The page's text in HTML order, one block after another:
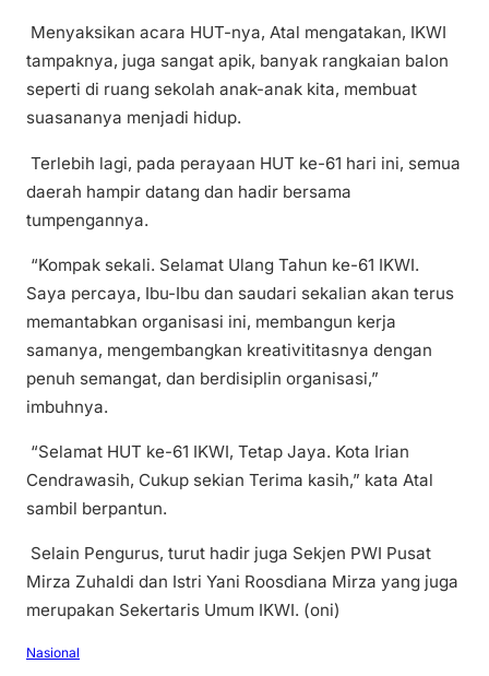
Menyaksikan acara HUT-nya, Atal mengatakan, IKWI
tampaknya, juga sangat apik, banyak rangkaian balon
seperti di ruang sekolah anak-anak kita, membuat
suasananya menjadi hidup.
Terlebih lagi, pada perayaan HUT ke-61 hari ini, semua
daerah hampir datang dan hadir bersama
tumpengannya.
“Kompak sekali. Selamat Ulang Tahun ke-61 IKWI.
Saya percaya, Ibu-Ibu dan saudari sekalian akan terus
memantabkan organisasi ini, membangun kerja
samanya, mengembangkan kreativititasnya dengan
penuh semangat, dan berdisiplin organisasi,”
imbuhnya.
“Selamat HUT ke-61 IKWI, Tetap Jaya. Kota Irian
Cendrawasih, Cukup sekian Terima kasih,” kata Atal
sambil berpantun.
Selain Pengurus, turut hadir juga Sekjen PWI Pusat
Mirza Zuhaldi dan Istri Yani Roosdiana Mirza yang juga
merupakan Sekertaris Umum IKWI. (oni)
Nasional